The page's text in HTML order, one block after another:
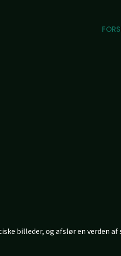
billeder, og afslør en verden